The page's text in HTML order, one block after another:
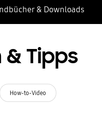
& Downloads
& Tipps
How-to-Video